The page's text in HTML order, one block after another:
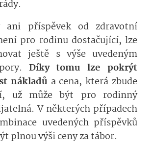
ani příspěvek od zdravotní
pro rodinu dostačující, lze
ještě s výše uvedeným
Díky tomu lze pokrýt
nákladů a cena, která zbude
už může být pro rodinný
V některých případech
uvedených příspěvků
plnou výši ceny za tábor.